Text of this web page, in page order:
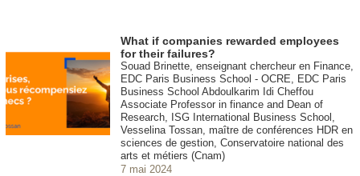
What if companies rewarded employees
for their failures?
Souad Brinette, enseignant chercheur en Finance,
EDC Paris Business School - OCRE, EDC Paris
Business School Abdoulkarim Idi Cheffou
Associate Professor in finance and Dean of
Research, ISG International Business School,
Vesselina Tossan, maître de conférences HDR en
sciences de gestion, Conservatoire national des
arts et métiers (Cnam)
7 mai 2024